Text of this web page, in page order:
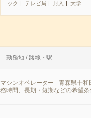
ック
テレビ局 封入 大学
勤務地 / 路線・駅
マシンオペレーター - 青森県十
務時間、長期・短期などの希望